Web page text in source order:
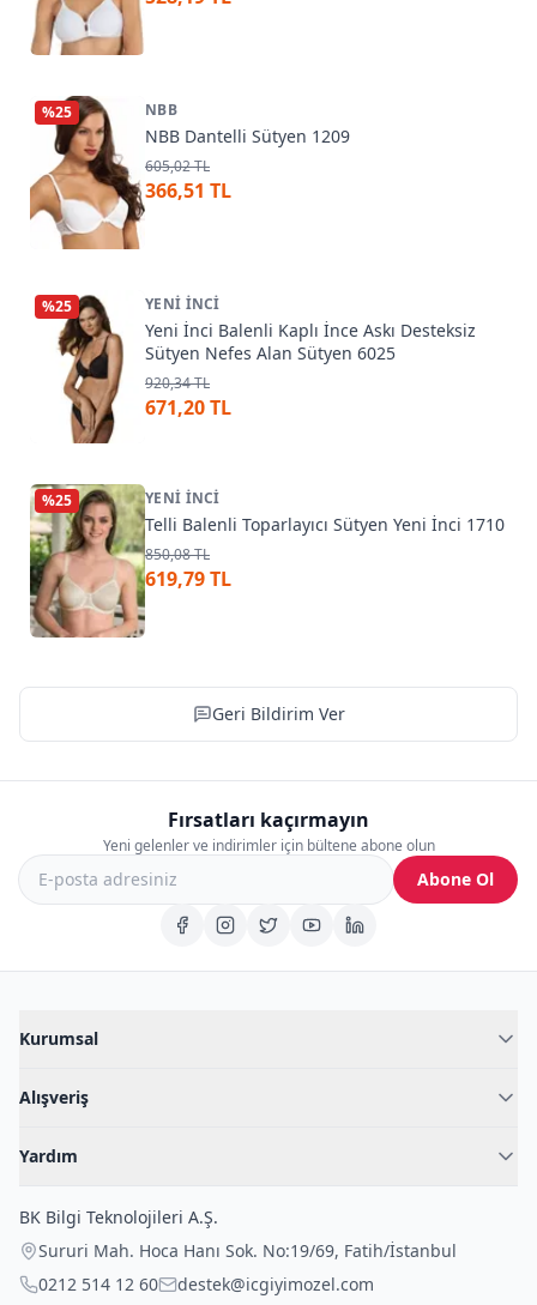
%25 NBB
NBB Dantelli Sütyen 1209
605,02 TL
366,51 TL
%25 YENI İNCI
Yeni İnci Balenli Kaplı İnce Askı Desteksiz
Sütyen Nefes Alan Sütyen 6025
920,34 TL
671,20 TL
%25 YENI İNCI
Telli Balenli Toparlayıcı Sütyen Yeni İnci 1710
850,08 TL
619,79 TL
Geri Bildirim Ver
Fırsatları kaçırmayın
Yeni gelenler ve indirimler için bültene abone olun
Abone Ol
Kurumsal
Blog
İç Giyim Rehberi
Alışveriş
Fantazi İç Giyim
Çocuk İç Giyim
Outlet Fırsatları
Yardım
İade Politikası
BK Bilgi Teknolojileri A.Ş.
Sururi Mah. Hoca Hanı Sok. No:19/69, Fatih/İstanbul
0212 514 12 60
destek@icgiyimozel.com